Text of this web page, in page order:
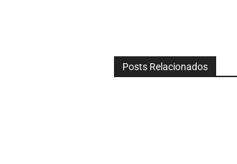
Posts Relacionados